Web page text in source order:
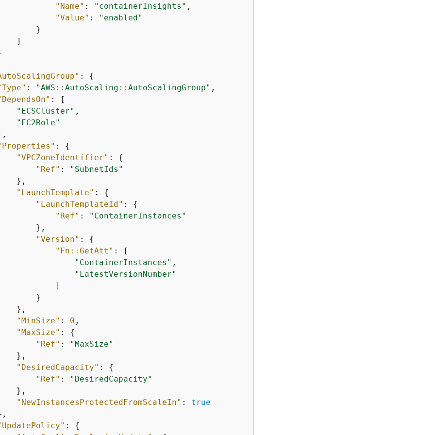
"Name" : "containerInsights" ,
"Value" :
"enabled"
}
]
: {
: "AWS::AutoScaling::AutoScalingGroup" ,
: [
"ECSCluster" ,
"EC2Role"
: {
"VPCZoneIdentifier" : {
"Ref" :
"SubnetIds"
},
"LaunchTemplate" : {
"LaunchTemplateId" : {
"Ref" :
"ContainerInstances"
},
"Version" : {
"Fn::GetAtt" : [
"ContainerInstances" ,
"LatestVersionNumber"
]
}
},
"MinSize" : 0 ,
"MaxSize" : {
"Ref" :
"MaxSize"
},
"DesiredCapacity" : {
"Ref" :
"DesiredCapacity"
},
"NewInstancesProtectedFromScaleIn" : true
: {